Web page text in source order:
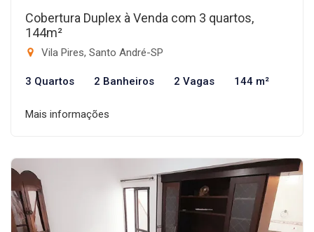
Cobertura Duplex à Venda com 3 quartos,
144m²
Vila Pires, Santo André-SP
3 Quartos 2 Banheiros 2 Vagas 144 m²
Mais informações